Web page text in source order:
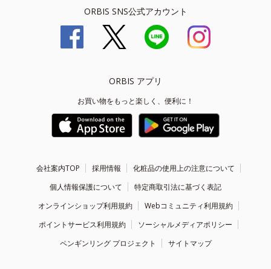
ORBIS SNS公式アカウント
ORBIS アプリ
お買い物をもっと楽しく、便利に！
会社案内TOP 採用情報
化粧品の使用上の注意について
個人情報保護について
特定商取引法に基づく表記
オンラインショップ利用規約
Webコミュニティ利用規約
ポイントサービス利用規約
ソーシャルメディアポリシー
ペンギンリング プロジェクト
サイトマップ